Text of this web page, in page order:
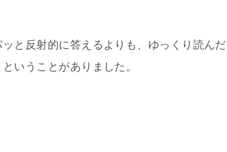
と反射的に答えるよりも、ゆっくり読んだ
いうことがありました。